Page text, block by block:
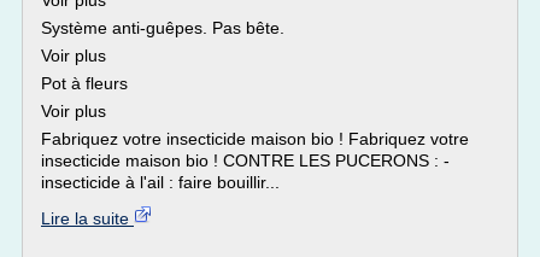
Système anti-guêpes. Pas bête.
Voir plus
Pot à fleurs
Voir plus
Fabriquez votre insecticide maison bio ! Fabriquez votre
insecticide maison bio ! CONTRE LES PUCERONS : -
insecticide à l'ail : faire bouillir...
Lire la suite